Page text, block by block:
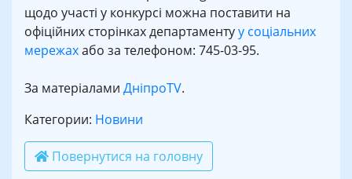
щодо участі у конкурсі можна поставити на
офіційних сторінках департаментуу соціальних
мережахабо за телефоном: 745-03-95.
За матеріалами ДніпроTV.
Категории: Новини
Повернутися на головну